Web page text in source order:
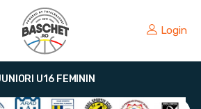
Login
U16 FEMININ